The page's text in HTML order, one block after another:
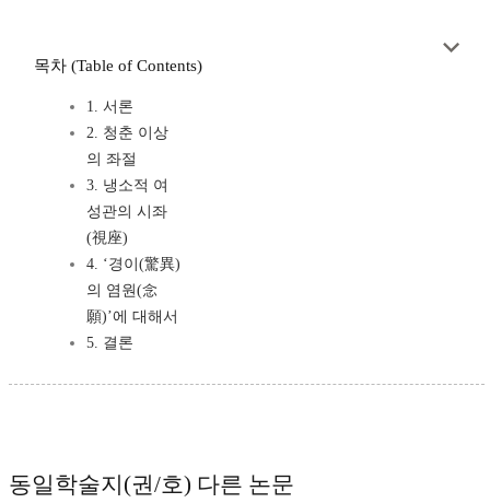
목차 (Table of Contents)
1. 서론
2. 청춘 이상
의 좌절
3. 냉소적 여
성관의 시좌
(視座)
4. ‘경이(驚異)
의 염원(念
願)’에 대해서
5. 결론
동일학술지(권/호) 다른 논문